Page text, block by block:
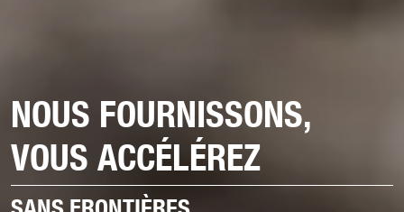
NOUS FOURNISSONS,
VOUS ACCÉLÉREZ